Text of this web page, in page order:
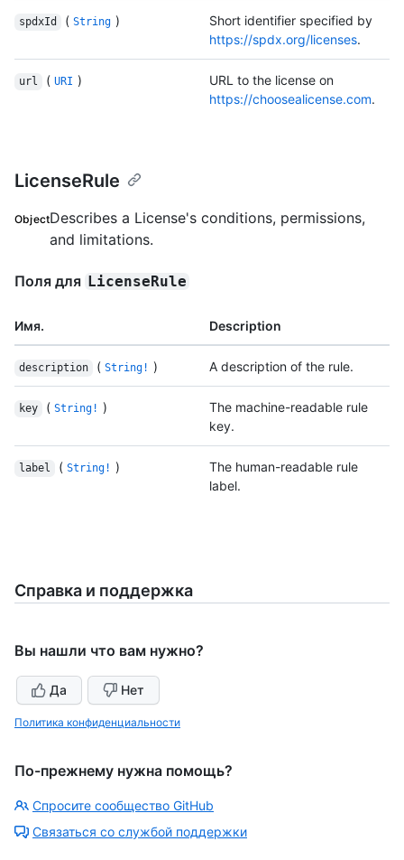
spdxId ( String )
Short identifier specified by
https://spdx.org/licenses.
url ( URI )
URL to the license on
https://choosealicense.com.
LicenseRule
ObjectDescribes a License's conditions, permissions,
and limitations.
Поля для LicenseRule
Имя. Description
description ( String! ) A description of the rule.
key ( String! )
The machine-readable rule
key.
label ( String! )
The human-readable rule
label.
Справка и поддержка
Вы нашли что вам нужно?
Да Нет
Политика конфиденциальности
По-прежнему нужна помощь?
Спросите сообщество GitHub
Связаться со службой поддержки